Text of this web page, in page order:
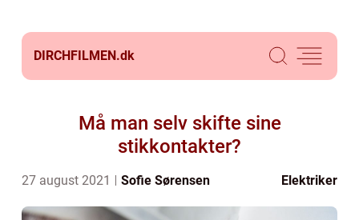
DIRCHFILMEN.dk
Må man selv skifte sine
stikkontakter?
27 august 2021 Sofie Sørensen Elektriker